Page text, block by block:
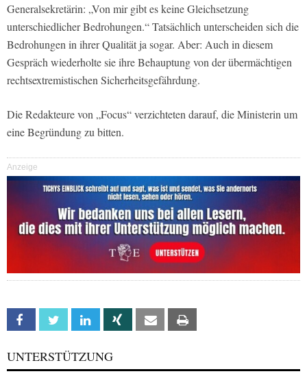
Generalsekretärin: „Von mir gibt es keine Gleichsetzung
unterschiedlicher Bedrohungen.“ Tatsächlich unterscheiden sich die
Bedrohungen in ihrer Qualität ja sogar. Aber: Auch in diesem
Gespräch wiederholte sie ihre Behauptung von der übermächtigen
rechtsextremistischen Sicherheitsgefährdung.
Die Redakteure von „Focus“ verzichteten darauf, die Ministerin um
eine Begründung zu bitten.
Anzeige
Facebook Twitter Linkedin Xing Email
UNTERSTÜTZUNG